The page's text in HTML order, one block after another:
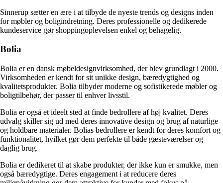
Sinnerup sætter en ære i at tilbyde de nyeste trends og designs inden
for møbler og boligindretning. Deres professionelle og dedikerede
kundeservice gør shoppingoplevelsen enkel og behagelig.
Bolia
Bolia er en dansk møbeldesignvirksomhed, der blev grundlagt i 2000.
Virksomheden er kendt for sit unikke design, bæredygtighed og
kvalitetsprodukter. Bolia tilbyder moderne og sofistikerede møbler og
boligtilbehør, der passer til enhver livsstil.
Bolia er også et ideelt sted at finde bedrollere af høj kvalitet. Deres
udvalg skiller sig ud med deres innovative design og brug af naturlige
og holdbare materialer. Bolias bedrollere er kendt for deres komfort og
funktionalitet, hvilket gør dem perfekte til både gæsteværelser og
daglig brug.
Bolia er dedikeret til at skabe produkter, der ikke kun er smukke, men
også bæredygtige. Deres engagement i at reducere deres